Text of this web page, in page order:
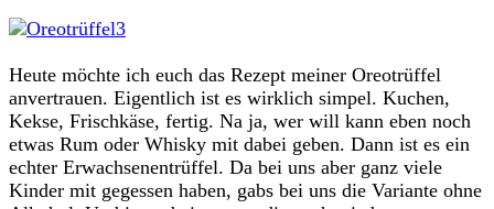
Heute möchte ich euch das Rezept meiner Oreotrüffel
anvertrauen. Eigentlich ist es wirklich simpel. Kuchen,
Kekse, Frischkäse, fertig. Na ja, wer will kann eben noch
etwas Rum oder Whisky mit dabei geben. Dann ist es ein
echter Erwachsenentrüffel. Da bei uns aber ganz viele
Kinder mit gegessen haben, gabs bei uns die Variante ohne